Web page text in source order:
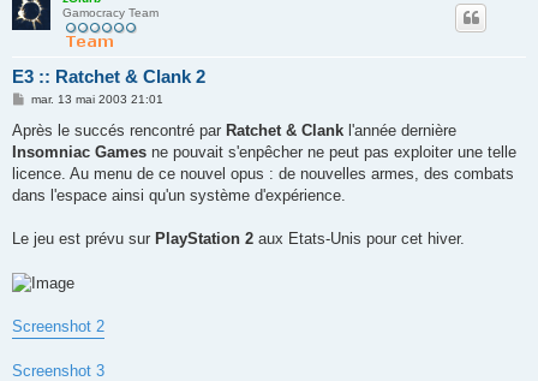
Gamocracy Team
E3 :: Ratchet & Clank 2
M
s
a
g
mar. 13 mai 2003 21:01
Après le succés rencontré par Ratchet & Clank l'année dernière
Insomniac Games ne pouvait s'enpêcher ne peut pas exploiter une telle
licence. Au menu de ce nouvel opus : de nouvelles armes, des combats
dans l'espace ainsi qu'un système d'expérience.
Le jeu est prévu sur PlayStation 2 aux Etats-Unis pour cet hiver.
Screenshot 2
Screenshot 3